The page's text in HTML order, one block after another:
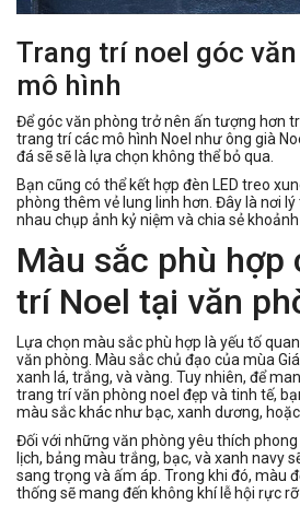
Trang trí noel góc
mô hình
Để góc văn phòng trở nên ấn tượng hơn
trang trí các mô hình Noel như ông già
đá sẽ sẽ là lựa chọn không thể bỏ qua.
Bạn cũng có thể kết hợp đèn LED treo
phòng thêm vẻ lung linh hơn. Đây là nơi
nhau chụp ảnh kỷ niệm và chia sẻ
Màu sắc phù hợp
trí Noel tại văn
Lựa chọn màu sắc phù hợp là yếu tố
văn phòng. Màu sắc chủ đạo của mùa
xanh lá, trắng, và vàng. Tuy nhiên, để
trang trí văn phòng noel đẹp và tinh tế,
màu sắc khác như bạc, xanh dương,
Đối với những văn phòng yêu thích
lịch, bảng màu trắng, bạc, và xanh navy
sang trọng và ấm áp. Trong khi đó, màu
thống sẽ mang đến không khí lễ hội rực